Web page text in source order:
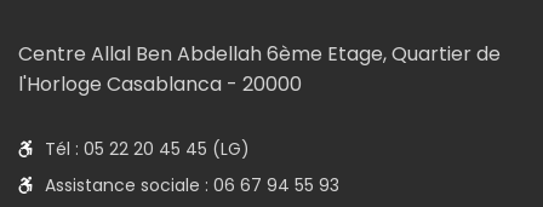
Centre Allal Ben Abdellah 6ème Etage, Quartier de
l'Horloge Casablanca - 20000
Tél : 05 22 20 45 45 (LG)
Assistance sociale : 06 67 94 55 93